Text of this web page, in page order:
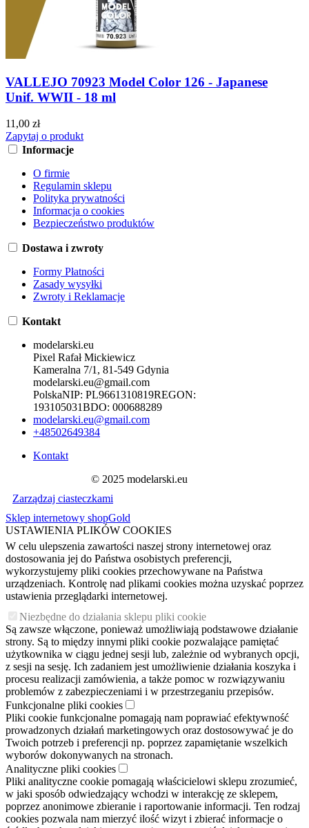
VALLEJO 70923 Model Color 126 - Japanese
Unif. WWII - 18 ml
11,00 zł
Zapytaj o produkt
Informacje
O firmie
Regulamin sklepu
Polityka prywatności
Informacja o cookies
Bezpieczeństwo produktów
Dostawa i zwroty
Formy Płatności
Zasady wysyłki
Zwroty i Reklamacje
Kontakt
modelarski.eu
Pixel Rafał Mickiewicz
Kameralna 7/1, 81-549 Gdynia
modelarski.eu@gmail.com
PolskaNIP: PL9661310819REGON:
193105031BDO: 000688289
modelarski.eu@gmail.com
+48502649384
Kontakt
© 2025 modelarski.eu
Zarządzaj ciasteczkami
Sklep internetowy shopGold
USTAWIENIA PLIKÓW COOKIES
W celu ulepszenia zawartości naszej strony internetowej oraz
dostosowania jej do Państwa osobistych preferencji,
wykorzystujemy pliki cookies przechowywane na Państwa
urządzeniach. Kontrolę nad plikami cookies można uzyskać poprzez
ustawienia przeglądarki internetowej.
Niezbędne do działania sklepu pliki cookie
Są zawsze włączone, ponieważ umożliwiają podstawowe działanie
strony. Są to między innymi pliki cookie pozwalające pamiętać
użytkownika w ciągu jednej sesji lub, zależnie od wybranych opcji,
z sesji na sesję. Ich zadaniem jest umożliwienie działania koszyka i
procesu realizacji zamówienia, a także pomoc w rozwiązywaniu
problemów z zabezpieczeniami i w przestrzeganiu przepisów.
Funkcjonalne pliki cookies
Pliki cookie funkcjonalne pomagają nam poprawiać efektywność
prowadzonych działań marketingowych oraz dostosowywać je do
Twoich potrzeb i preferencji np. poprzez zapamiętanie wszelkich
wyborów dokonywanych na stronach.
Analityczne pliki cookies
Pliki analityczne cookie pomagają właścicielowi sklepu zrozumieć,
w jaki sposób odwiedzający wchodzi w interakcję ze sklepem,
poprzez anonimowe zbieranie i raportowanie informacji. Ten rodzaj
cookies pozwala nam mierzyć ilość wizyt i zbierać informacje o